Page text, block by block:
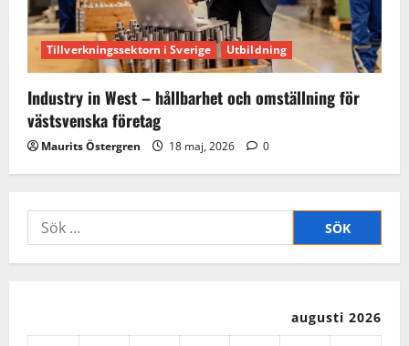
Tillverkningssektorn i Sverige Utbildning
Industry in West – hållbarhet och omställning för
västsvenska företag
Maurits Östergren 18 maj, 2026 0
Sök
efter:
augusti 2026